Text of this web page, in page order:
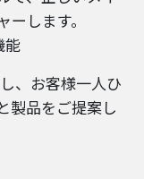
します。
能
、お客様一人ひ
製品をご提案し